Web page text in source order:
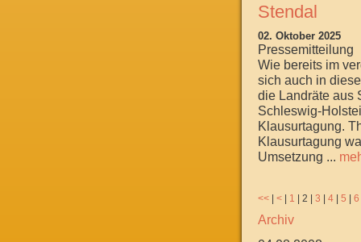
Stendal
02. Oktober 2025
Pressemitteilung
Wie bereits im
sich auch in
die Landräte aus
Schleswig-
Klausurtagung.
Klausurtagung
Umsetzung ...
<< < 1 2 3 4 5 6
Archiv